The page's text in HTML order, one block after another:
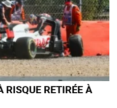
RISQUE RETIRÉE À